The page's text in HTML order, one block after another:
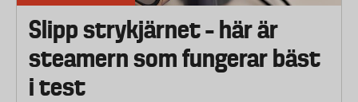
Slipp strykjärnet – här är
steamern som fungerar bäst
i test